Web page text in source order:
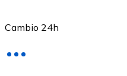
Cambio 24h